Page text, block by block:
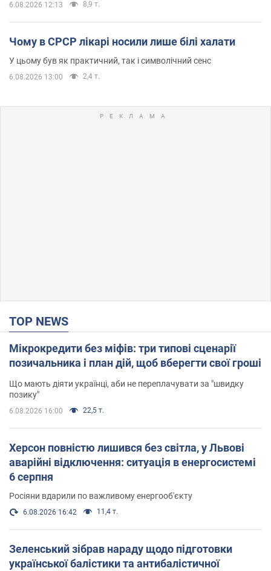
6.08.2026 12:13 8,9 т.
Чому в СРСР лікарі носили лише білі халати
У цьому був як практичний, так і символічний сенс
6.08.2026 13:00 2,4 т.
TOP NEWS
Мікрокредити без міфів: три типові сценарії
позичальника і план дій, щоб вберегти свої гроші
Що мають діяти українці, аби не переплачувати за "швидку
позику"
6.08.2026 16:00 22,5 т.
Херсон повністю лишився без світла, у Львові
аварійні відключення: ситуація в енергосистемі
6 серпня
Росіяни вдарили по важливому енергооб'єкту
6.08.2026 16:42 11,4 т.
Зеленський зібрав нараду щодо підготовки
української балістики та антибалістичної